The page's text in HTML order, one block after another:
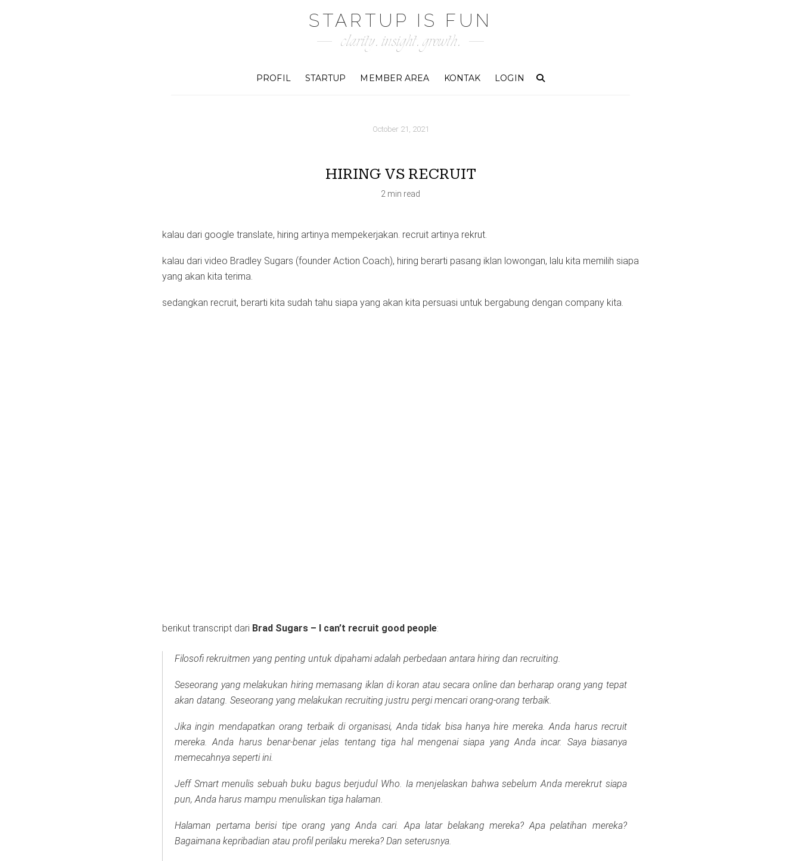
STARTUP IS FUN
clarity. insight. growth.
PROFIL STARTUP MEMBER AREA KONTAK LOGIN
October 21, 2021
HIRING VS RECRUIT
2 min read
kalau dari google translate, hiring artinya mempekerjakan. recruit artinya rekrut.
kalau dari video Bradley Sugars (founder Action Coach), hiring berarti pasang iklan lowongan, lalu kita memilih siapa
yang akan kita terima.
sedangkan recruit, berarti kita sudah tahu siapa yang akan kita persuasi untuk bergabung dengan company kita.
berikut transcript dari Brad Sugars – I can’t recruit good people:
Filosofi rekruitmen yang penting untuk dipahami adalah perbedaan antara hiring dan recruiting.
Seseorang yang melakukan hiring memasang iklan di koran atau secara online dan berharap orang yang tepat
akan datang. Seseorang yang melakukan recruiting justru pergi mencari orang-orang terbaik.
Jika ingin mendapatkan orang terbaik di organisasi, Anda tidak bisa hanya hire mereka. Anda harus recruit
mereka. Anda harus benar-benar jelas tentang tiga hal mengenai siapa yang Anda incar. Saya biasanya
memecahnya seperti ini.
Jeff Smart menulis sebuah buku bagus berjudul Who. Ia menjelaskan bahwa sebelum Anda merekrut siapa
pun, Anda harus mampu menuliskan tiga halaman.
Halaman pertama berisi tipe orang yang Anda cari. Apa latar belakang mereka? Apa pelatihan mereka?
Bagaimana kepribadian atau profil perilaku mereka? Dan seterusnya.